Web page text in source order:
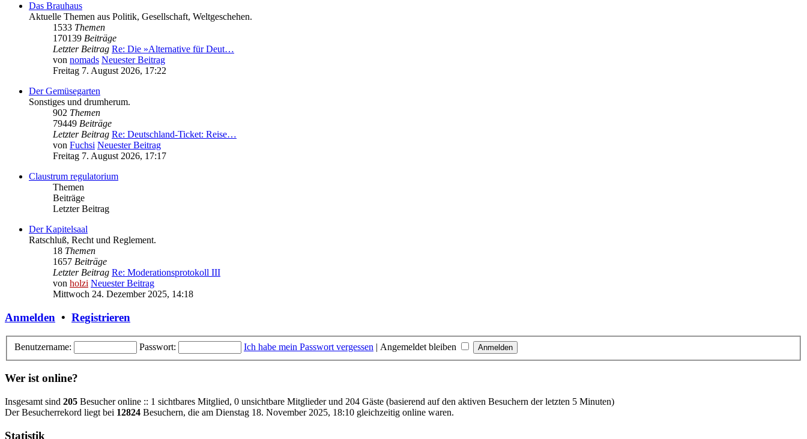
Das Brauhaus
Aktuelle Themen aus Politik, Gesellschaft, Weltgeschehen.
1533 Themen
170139 Beiträge
Letzter Beitrag Re: Die »Alternative für Deut…
von nomads Neuester Beitrag
Freitag 7. August 2026, 17:22
Der Gemüsegarten
Sonstiges und drumherum.
902 Themen
79449 Beiträge
Letzter Beitrag Re: Deutschland-Ticket: Reise…
von Fuchsi Neuester Beitrag
Freitag 7. August 2026, 17:17
Claustrum regulatorium
Themen
Beiträge
Letzter Beitrag
Der Kapitelsaal
Ratschluß, Recht und Reglement.
18 Themen
1657 Beiträge
Letzter Beitrag Re: Moderationsprotokoll III
von holzi Neuester Beitrag
Mittwoch 24. Dezember 2025, 14:18
Anmelden • Registrieren
Benutzername: Passwort: Ich habe mein Passwort vergessen | Angemeldet bleiben
Wer ist online?
Insgesamt sind 205 Besucher online :: 1 sichtbares Mitglied, 0 unsichtbare Mitglieder und 204 Gäste (basierend auf den aktiven Besuchern der letzten 5 Minuten)
Der Besucherrekord liegt bei 12824 Besuchern, die am Dienstag 18. November 2025, 18:10 gleichzeitig online waren.
Statistik